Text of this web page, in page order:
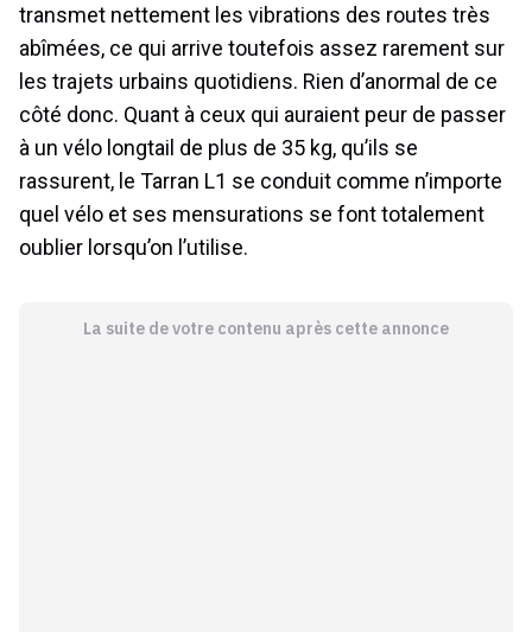
transmet nettement les vibrations des routes très
abîmées, ce qui arrive toutefois assez rarement sur
les trajets urbains quotidiens. Rien d’anormal de ce
côté donc. Quant à ceux qui auraient peur de passer
à un vélo longtail de plus de 35 kg, qu’ils se
rassurent, le Tarran L1 se conduit comme n’importe
quel vélo et ses mensurations se font totalement
oublier lorsqu’on l’utilise.
La suite de votre contenu après cette annonce